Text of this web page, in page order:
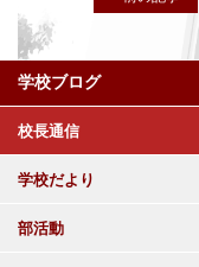
学校ブログ
校長通信
学校だより
部活動